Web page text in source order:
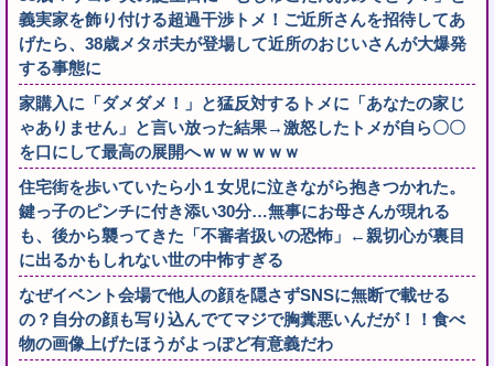
義実家を飾り付ける超過干渉トメ！ご近所さんを招待してあ
げたら、38歳メタボ夫が登場して近所のおじいさんが大爆発
する事態に
家購入に「ダメダメ！」と猛反対するトメに「あなたの家じ
ゃありません」と言い放った結果→激怒したトメが自ら〇〇
を口にして最高の展開へｗｗｗｗｗｗ
住宅街を歩いていたら小１女児に泣きながら抱きつかれた。
鍵っ子のピンチに付き添い30分…無事にお母さんが現れる
も、後から襲ってきた「不審者扱いの恐怖」←親切心が裏目
に出るかもしれない世の中怖すぎる
なぜイベント会場で他人の顔を隠さずSNSに無断で載せる
の？自分の顔も写り込んでてマジで胸糞悪いんだが！！食べ
物の画像上げたほうがよっぽど有意義だわ